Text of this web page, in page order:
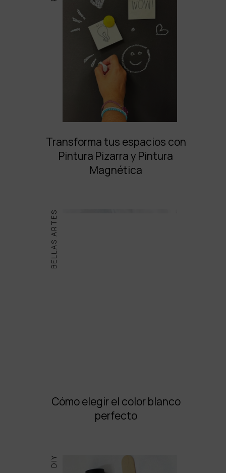
Transforma tus espacios con
Pintura Pizarra y Pintura
Magnética
BELLAS ARTES
Cómo elegir el color blanco
perfecto
DIY